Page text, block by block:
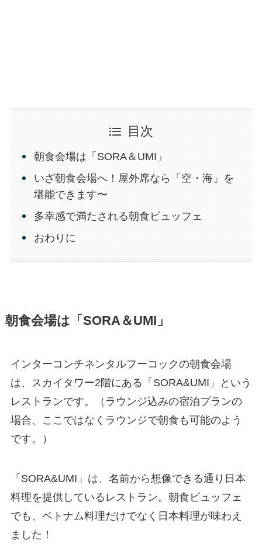
目次
朝食会場は「SORA＆UMI」
いざ朝食会場へ！屋外席なら「空・海」を
堪能できます〜
多幸感で満たされる朝食ビュッフェ
おわりに
朝食会場は「SORA＆UMI」
インターコンチネンタルフーコックの朝食会場
は、スカイタワー2階にある「SORA&UMI」という
レストランです。（ラウンジ込みの宿泊プランの
場合、ここではなくラウンジで朝食も可能のよう
です。）
「SORA&UMI」は、名前から想像できる通り日本
料理を提供しているレストラン。朝食ビュッフェ
でも、ベトナム料理だけでなく日本料理が味わえ
ました！